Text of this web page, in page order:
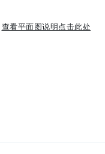
查看平面图说明点击此处